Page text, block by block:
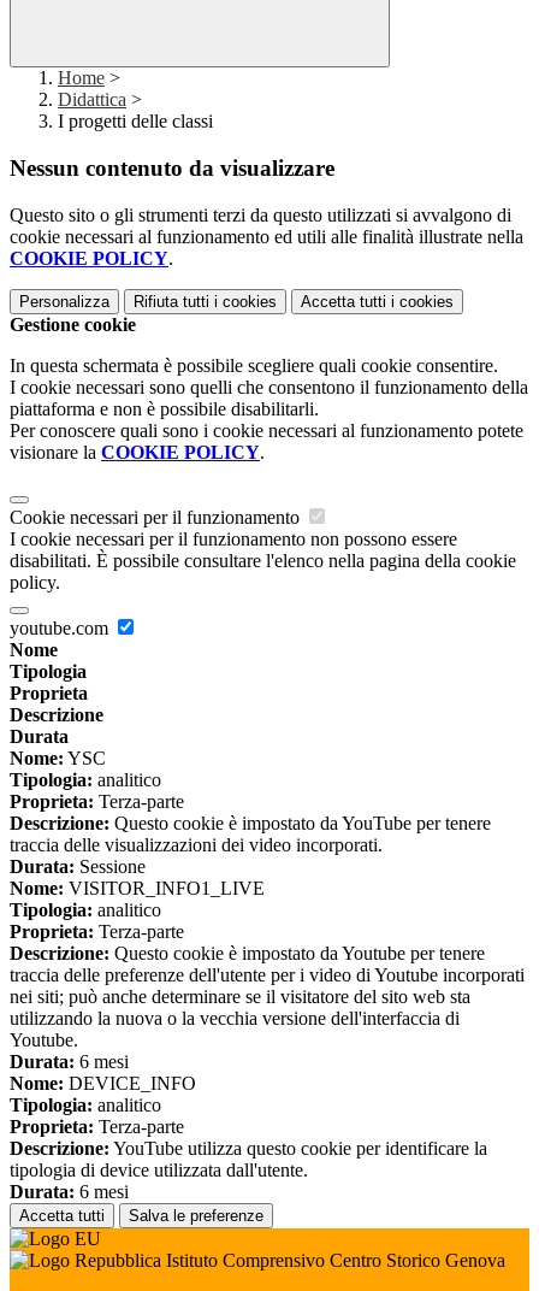
Home >
Didattica >
I progetti delle classi
Nessun contenuto da visualizzare
Questo sito o gli strumenti terzi da questo utilizzati si avvalgono di
cookie necessari al funzionamento ed utili alle finalità illustrate nella
COOKIE POLICY.
Personalizza Rifiuta tutti i cookies Accetta tutti i cookies
Gestione cookie
In questa schermata è possibile scegliere quali cookie consentire.
I cookie necessari sono quelli che consentono il funzionamento della
piattaforma e non è possibile disabilitarli.
Per conoscere quali sono i cookie necessari al funzionamento potete
visionare la COOKIE POLICY.
Cookie necessari per il funzionamento
I cookie necessari per il funzionamento non possono essere
disabilitati. È possibile consultare l'elenco nella pagina della cookie
policy.
youtube.com
Nome
Tipologia
Proprieta
Descrizione
Durata
Nome: YSC
Tipologia: analitico
Proprieta: Terza-parte
Descrizione: Questo cookie è impostato da YouTube per tenere
traccia delle visualizzazioni dei video incorporati.
Durata: Sessione
Nome: VISITOR_INFO1_LIVE
Tipologia: analitico
Proprieta: Terza-parte
Descrizione: Questo cookie è impostato da Youtube per tenere
traccia delle preferenze dell'utente per i video di Youtube incorporati
nei siti; può anche determinare se il visitatore del sito web sta
utilizzando la nuova o la vecchia versione dell'interfaccia di
Youtube.
Durata: 6 mesi
Nome: DEVICE_INFO
Tipologia: analitico
Proprieta: Terza-parte
Descrizione: YouTube utilizza questo cookie per identificare la
tipologia di device utilizzata dall'utente.
Durata: 6 mesi
Accetta tutti Salva le preferenze
Istituto Comprensivo Centro Storico Genova